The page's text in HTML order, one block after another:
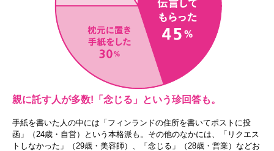
親に託す人が多数!「念じる」という珍回答も。
手紙を書いた人の中には「フィンランドの住所を書いてポストに投
函」（24歳・自営）という本格派も。その他のなかには、「リクエス
トしなかった」（29歳・美容師）、「念じる」（28歳・営業）などお